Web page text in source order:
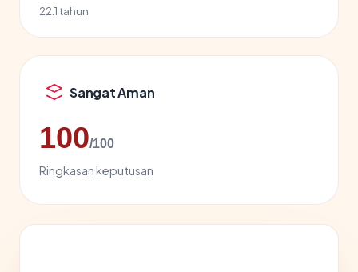
22.1 tahun
Sangat Aman
100/100
Ringkasan keputusan